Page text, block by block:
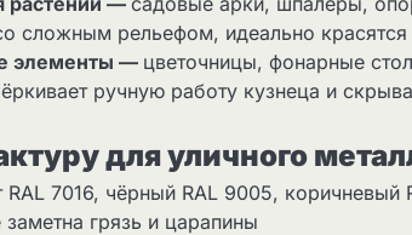
сложным рельефом, идеально
элементы — цветочницы, фонарные
ручную работу кузнеца и
для уличного
RAL 7016, чёрный RAL 9005,
грязь и царапины